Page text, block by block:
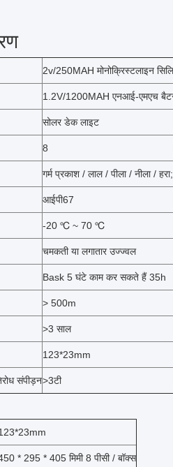
2v/250MAH मोनोक्रिस्टलाइन
1.2V/1200MAH एनआई-एमएच
सोलर डेक लाइट
8
गर्म प्रकाश / लाल / पीला / नीला / हरा;
आईपी67
-20 ℃ ~ 70 ℃
चमकती या लगातार उज्ज्वल
Bask 5 घंटे काम कर सकते हैं 35h
> 500m
>3 साल
123*23mm
संपीड़न>3टी
* 295 * 405 मिमी 8 पीसी / बॉक्स